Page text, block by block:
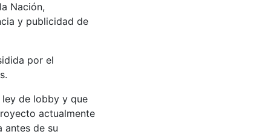
Nación,
y publicidad de
por el
ley de lobby y que
actualmente
antes de su